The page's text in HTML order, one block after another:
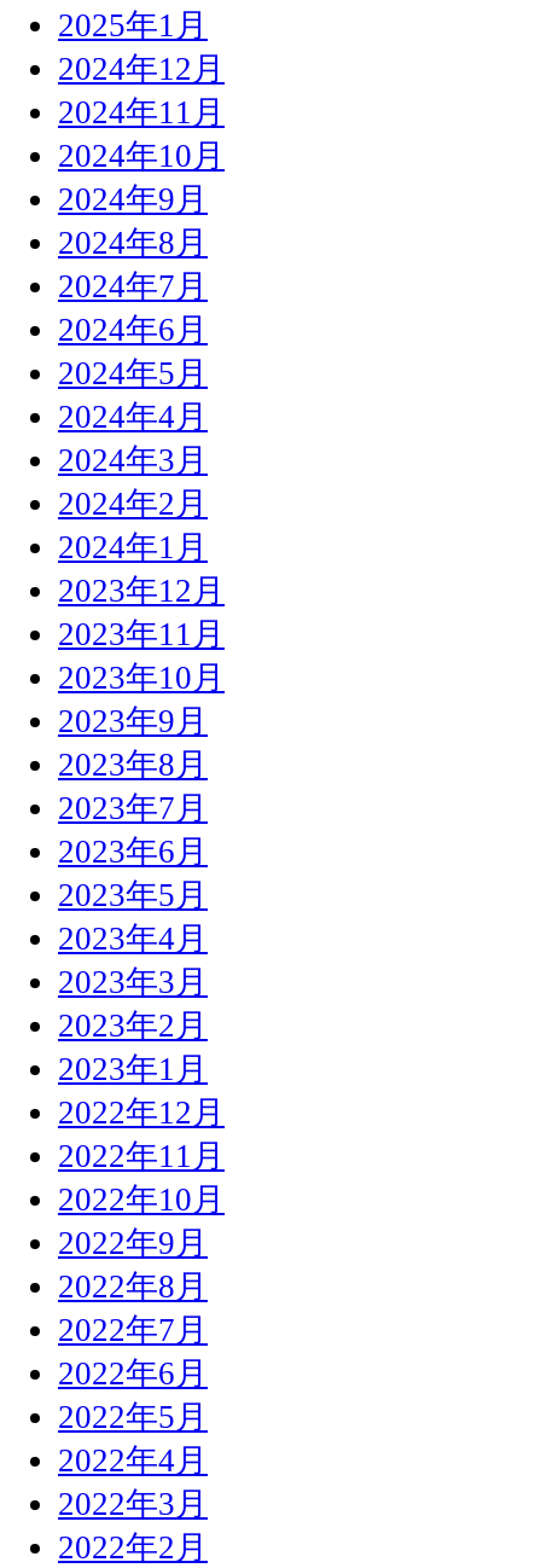
2025年1月
2024年12月
2024年11月
2024年10月
2024年9月
2024年8月
2024年7月
2024年6月
2024年5月
2024年4月
2024年3月
2024年2月
2024年1月
2023年12月
2023年11月
2023年10月
2023年9月
2023年8月
2023年7月
2023年6月
2023年5月
2023年4月
2023年3月
2023年2月
2023年1月
2022年12月
2022年11月
2022年10月
2022年9月
2022年8月
2022年7月
2022年6月
2022年5月
2022年4月
2022年3月
2022年2月